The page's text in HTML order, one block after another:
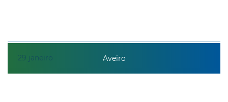
29 janeiro Aveiro